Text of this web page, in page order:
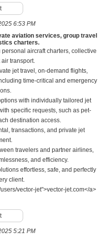
6:53 PM
aviation services, group travel
charters.
aircraft charters, collective
transport.
jet travel, on-demand flights,
time-critical and emergency
with individually tailored jet
specific requests, such as pet-
destination access.
transactions, and private jet
travelers and partner airlines,
and efficiency.
effortless, safe, and perfectly
client.
vector-jet">vector-jet.com</a>
5:21 PM